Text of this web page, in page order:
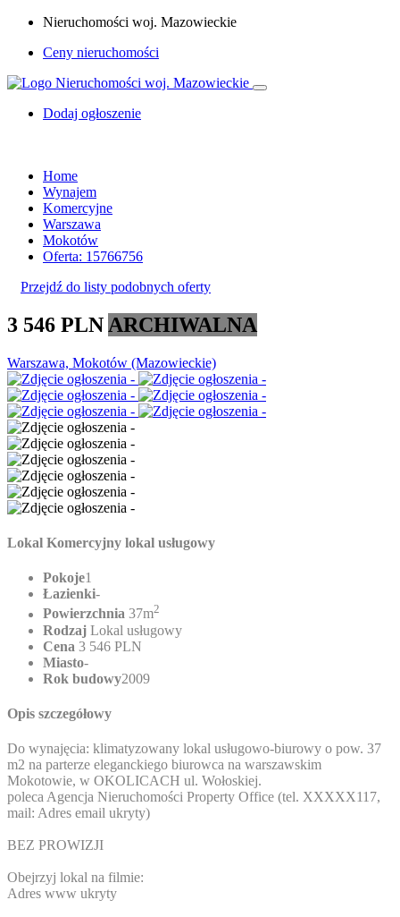
Nieruchomości woj. Mazowieckie
Ceny nieruchomości
Dodaj ogłoszenie
Home
Wynajem
Komercyjne
Warszawa
Mokotów
Oferta: 15766756
Przejdź do listy podobnych oferty
3 546 PLN ARCHIWALNA
Warszawa, Mokotów (Mazowieckie)
Lokal Komercyjny lokal usługowy
Pokoje1
Łazienki-
Powierzchnia 37m2
Rodzaj Lokal usługowy
Cena 3 546 PLN
Miasto-
Rok budowy2009
Opis szczegółowy
Do wynajęcia: klimatyzowany lokal usługowo-biurowy o pow. 37
m2 na parterze eleganckiego biurowca na warszawskim
Mokotowie, w OKOLICACH ul. Wołoskiej.
poleca Agencja Nieruchomości Property Office (tel. XXXXX117,
mail: Adres email ukryty)
BEZ PROWIZJI
Obejrzyj lokal na filmie:
Adres www ukryty